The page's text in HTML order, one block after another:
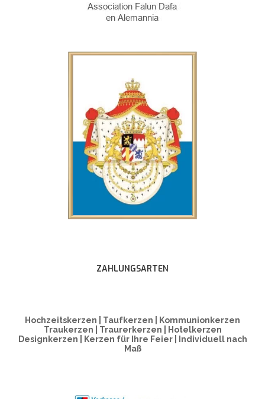
ZAHLUNGSARTEN
Hochzeitskerzen | Taufkerzen | Kommunionkerzen
Traukerzen | Traurerkerzen | Hotelkerzen
Designkerzen | Kerzen für Ihre Feier | Individuell nach
Maß